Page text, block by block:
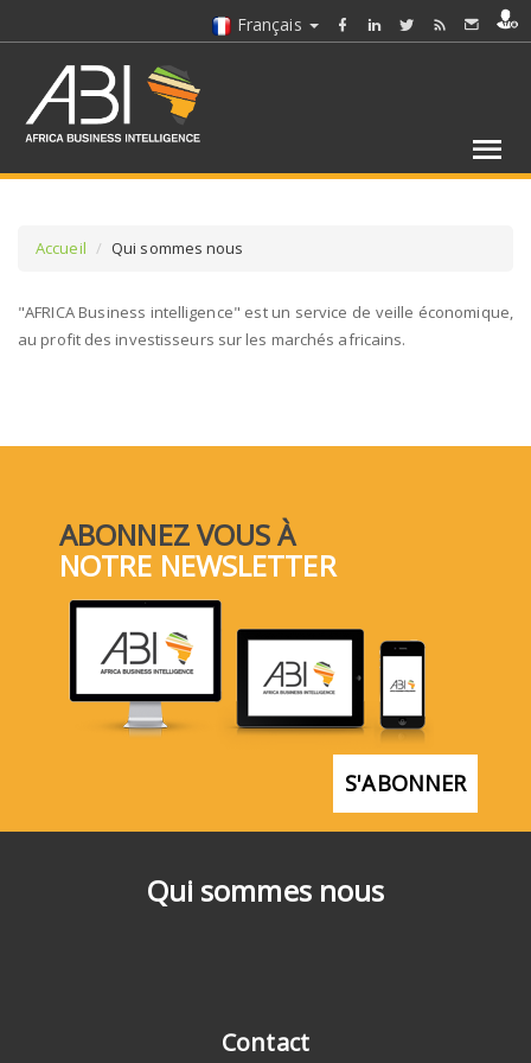
Français
Accueil Qui sommes nous
"AFRICA Business intelligence" est un service de veille économique,
au profit des investisseurs sur les marchés africains.
Qui sommes nous
Contact
ABONNEZ VOUS À
NOTRE NEWSLETTER
S'ABONNER